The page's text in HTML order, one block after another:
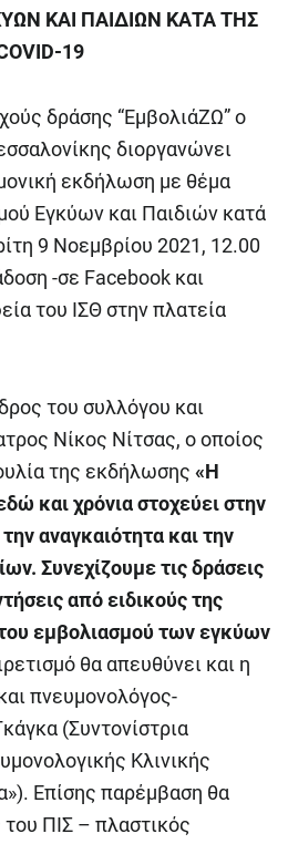
ΚΑΙ ΠΑΙΔΙΩΝ ΚΑΤΑ ΤΗΣ
19
δράσης “ΕμβολιάΖΩ” ο
διοργανώνει
εκδήλωση με θέμα
Εγκύων και Παιδιών κατά
9 Νοεμβρίου 2021, 12.00
-σε Facebook και
του ΙΣΘ στην πλατεία
του συλλόγου και
Νίκος Νίτσας, ο οποίος
της εκδήλωσης «Η
και χρόνια στοχεύει στην
αναγκαιότητα και την
Συνεχίζουμε τις δράσεις
από ειδικούς της
εμβολιασμού των εγκύων
θα απευθύνει και η
πνευμονολόγος-
(Συντονίστρια
Κλινικής
Επίσης παρέμβαση θα
ΠΙΣ – πλαστικός